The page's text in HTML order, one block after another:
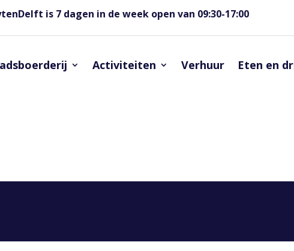
is 7 dagen in de week open van 09:30-17:00
Activiteiten Verhuur Eten en